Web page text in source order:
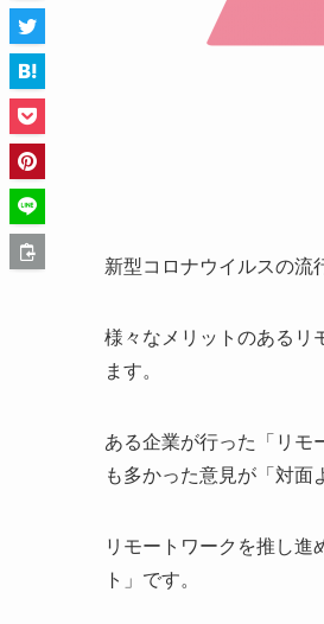
新型コロナウイルスの流
様々なメリットのあるリ
ます。
ある企業が行った「リモ
も多かった意見が「対面
リモートワークを推し進
ト」です。